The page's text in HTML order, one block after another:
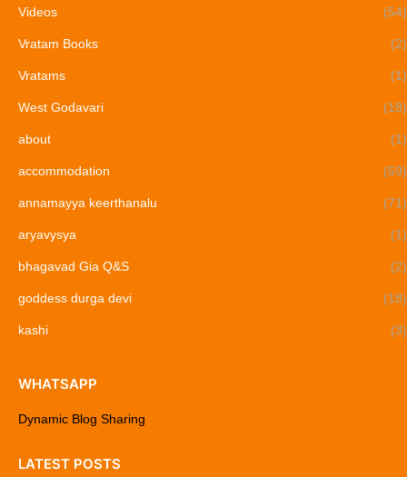
Videos (54)
Vratam Books (2)
Vratams (1)
West Godavari (18)
about (1)
accommodation (59)
annamayya keerthanalu (71)
aryavysya (1)
bhagavad Gia Q&S (2)
goddess durga devi (18)
kashi (3)
WHATSAPP
Dynamic Blog Sharing
LATEST POSTS